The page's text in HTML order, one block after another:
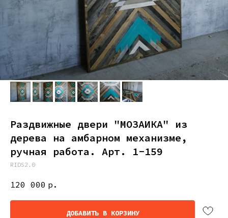
Раздвижные двери "МОЗАИКА" из
дерева на амбарном механизме,
ручная работа. Арт. 1-159
RIDS2.0
120 000 р.
ДОБАВИТЬ В КОРЗИНУ